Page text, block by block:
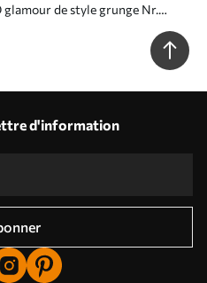
glamour de style grunge Nr.
d'information